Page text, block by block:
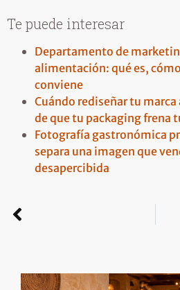
Te puede interesar
Departamento de
alimentación: qué es,
conviene
Cuándo rediseñar tu
de que tu packaging frena
Fotografía gastronómica
separa una imagen que
desapercibida